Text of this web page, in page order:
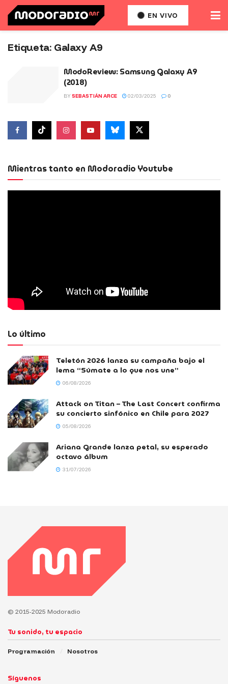
EN VIVO
Etiqueta: Galaxy A9
ModoReview: Samsung Galaxy A9
(2018)
BY SEBASTIÁN ARCE 02/03/2025 0
Mientras tanto en Modoradio Youtube
Lo último
Teletón 2026 lanza su campaña bajo el
lema “Súmate a lo que nos une”
06/08/2026
Attack on Titan – The Last Concert confirma
su concierto sinfónico en Chile para 2027
05/08/2026
Ariana Grande lanza petal, su esperado
octavo álbum
31/07/2026
© 2015-2025 Modoradio
Tu sonido, tu espacio
Programación Nosotros
Síguenos